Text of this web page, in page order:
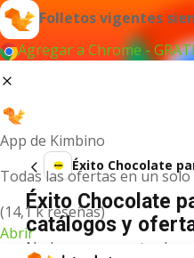
Folletos vigentes
Agregar a Chrome -
App de Kimbino
Todas las ofertas en un
(14,1 k reseñas)
Abrir
Éxito Chocolate
Éxito Chocolate
catálogos y
No hemos encontrado